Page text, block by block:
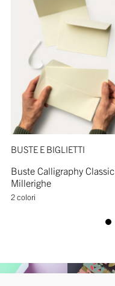
BUSTE E BIGLIETTI
Buste Calligraphy Classic
Millerighe
2 colori